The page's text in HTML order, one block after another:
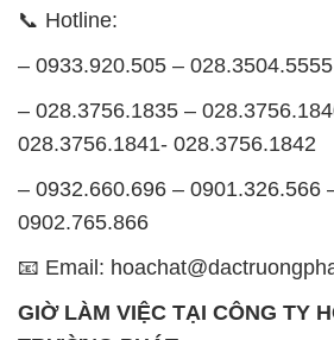
📞 Hotline:
– 0933.920.505 – 028.3504.5555
– 028.3756.1835 –
028.3756.1841- 028.3756.1842
– 0932.660.696 – 0901.326.566
0902.765.866
📧 Email:
GIỜ LÀM VIỆC TẠI CÔNG TY